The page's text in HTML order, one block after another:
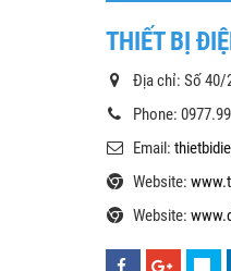
THIẾT BỊ
Địa chỉ: Số 40/
Phone:
Email:
Website:
Website: